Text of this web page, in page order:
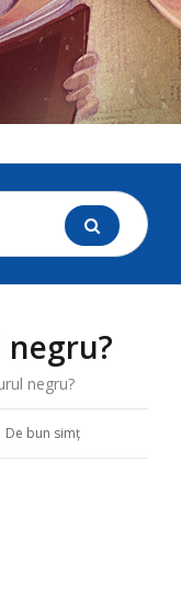
negru?
negru?
De bun simţ